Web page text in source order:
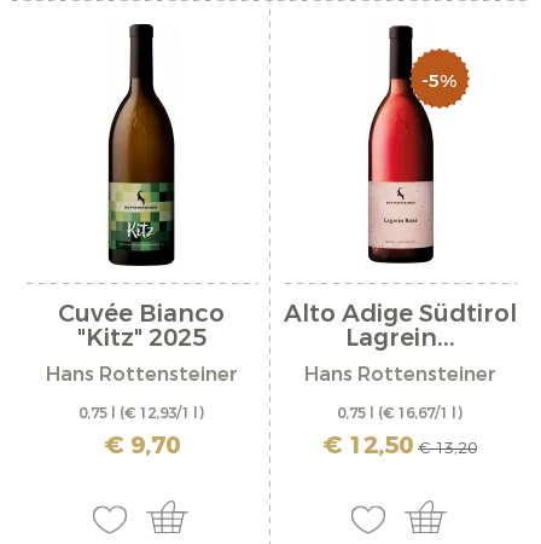
Cuvée Bianco
"Kitz" 2025
Hans Rottensteiner
0,75 l (€ 12,93/1 l)
incl. IVA più costi di spedizione
€ 9,70
-5%
Alto Adige Südtirol
Lagrein...
Hans Rottensteiner
0,75 l (€ 16,67/1 l)
incl. IVA più costi di spedizione
€ 12,50 € 13,20